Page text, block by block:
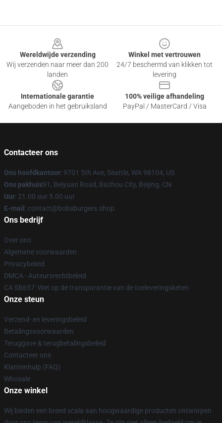
Wereldwijde verzending
Wij verzenden naar meer dan 200
landen
Winkel met vertrouwen
24/7 beschermd van klikken tot
levering
Internationale garantie
Aangeboden in het gebruiksland
100% veilige afhandeling
PayPal / MasterCard / Visa
Contacteer ons
Ons hoofdkantoor: 9701 5th Ave, Seattle, WA 98104, US
Ons pakhuis91, Beiyuan Road, Bazhou City, Beijing, CN
Uur: 21.00 uur 5.00 uur
E-mail : contact@bobsburgers.shop
Ons bedrijf
Over ons
Algemene voorwaarden
Privacybeleid
DMCA - Auteursrechtbeleid
CA SB657: Wet op de transparantie van de toeleveringsketen
Onze steun
Verzend- en leveringsbeleid
Betalingsvoorwaarden
Teruggave & terugbetalingsbeleid
Contacteer ons
Klantenhulp (FAQ)
Whosale
Onze winkel
Wij bieden een breed scala aan hoogwaardige producten ontworpen